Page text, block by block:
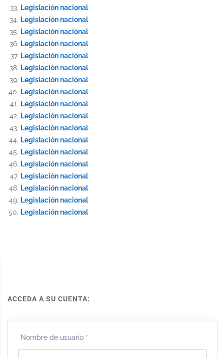
Legislación nacional
Legislación nacional
Legislación nacional
Legislación nacional
Legislación nacional
Legislación nacional
Legislación nacional
Legislación nacional
Legislación nacional
Legislación nacional
Legislación nacional
Legislación nacional
Legislación nacional
Legislación nacional
Legislación nacional
Legislación nacional
Legislación nacional
Legislación nacional
ACCEDA A SU CUENTA:
Nombre de usuario *